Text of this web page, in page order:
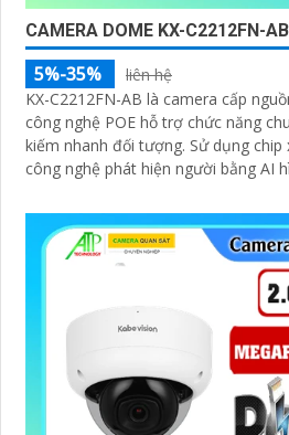
CAMERA DOME KX-C2212FN-AB
5%-35%
liên hệ
KX-C2212FN-AB là camera cấp
công nghệ POE hỗ trợ chức năng
kiếm nhanh đối tượng. Sử dụng chip xử lý Sony nổi bật với
công nghệ phát hiện người bằng AI